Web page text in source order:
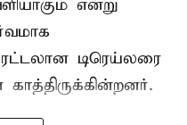
என்று
டிரெய்லரை